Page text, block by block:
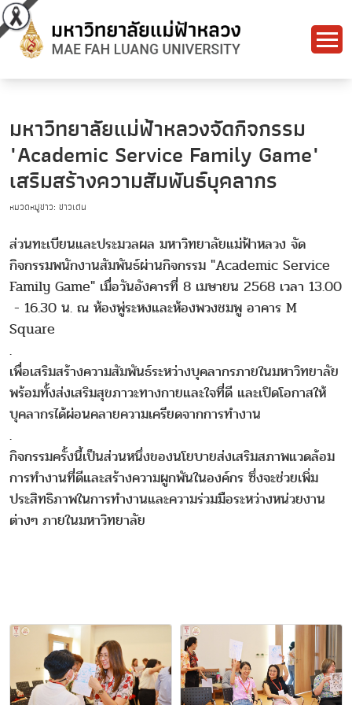
มหาวิทยาลัยแม่ฟ้าหลวงจัดกิจกรรม
"Academic Service Family Game"
เสริมสร้างความสัมพันธ์บุคลากร
หมวดหมู่ข่าว: ข่าวเด่น
ส่วนทะเบียนและประมวลผล มหาวิทยาลัยแม่ฟ้าหลวง จัด
กิจกรรมพนักงานสัมพันธ์ผ่านกิจกรรม "Academic Service
Family Game" เมื่อวันอังคารที่ 8 เมษายน 2568 เวลา 13.00
- 16.30 น. ณ ห้องพู่ระหงและห้องพวงชมพู อาคาร M
Square
.
เพื่อเสริมสร้างความสัมพันธ์ระหว่างบุคลากรภายในมหาวิทยาลัย
พร้อมทั้งส่งเสริมสุขภาวะทางกายและใจที่ดี และเปิดโอกาสให้
บุคลากรได้ผ่อนคลายความเครียดจากการทำงาน
.
กิจกรรมครั้งนี้เป็นส่วนหนึ่งของนโยบายส่งเสริมสภาพแวดล้อม
การทำงานที่ดีและสร้างความผูกพันในองค์กร ซึ่งจะช่วยเพิ่ม
ประสิทธิภาพในการทำงานและความร่วมมือระหว่างหน่วยงาน
ต่างๆ ภายในมหาวิทยาลัย